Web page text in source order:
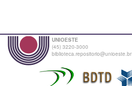
UNIOESTE
(45) 3220-3000
biblioteca.repositorio@unioeste.br